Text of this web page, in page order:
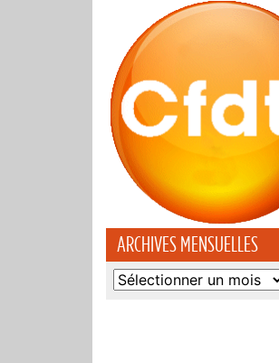
ARCHIVES MENSUELLES
Archives